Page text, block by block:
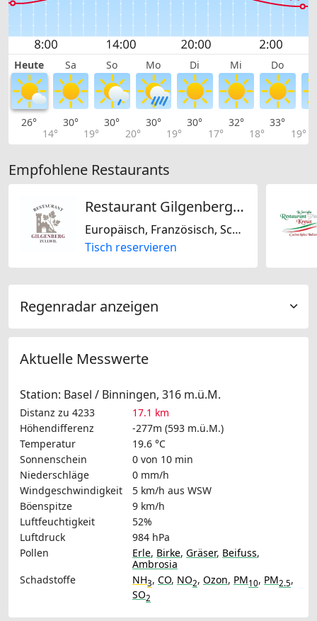
Heute Sa So Mo Di Mi Do
26°
14°
30°
19°
30°
20°
30°
19°
30°
17°
32°
18°
33°
19°
Empfohlene Restaurants
Restaurant Gilgenberg by Laffranchi
Europäisch, Französisch, Schweizerisch
Tisch reservieren
Regenradar anzeigen
Aktuelle Messwerte
Station: Basel / Binningen, 316 m.ü.M.
Distanz zu 4233
17.1 km
Höhendifferenz
-277m (593 m.ü.M.)
Temperatur
19.6 °C
Sonnenschein
0 von 10 min
Niederschläge
0 mm/h
Windgeschwindigkeit
5 km/h aus WSW
Böenspitze
9 km/h
Luftfeuchtigkeit
52%
Luftdruck
984 hPa
Pollen
Erle, Birke, Gräser, Beifuss,
Ambrosia
Schadstoffe
NH3, CO, NO2, Ozon, PM10, PM2.5,
SO2